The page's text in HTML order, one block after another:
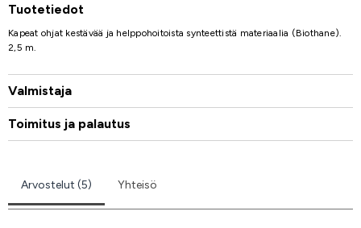
Tuotetiedot
Kapeat ohjat kestävää ja helppohoitoista synteettistä materiaalia (Biothane).
2,5 m.
Valmistaja
Toimitus ja palautus
Arvostelut (5) Yhteisö